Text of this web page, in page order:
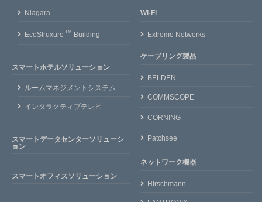
Niagara
EcoStruxure TM Building
スマートホテルソリューション
ルームマネジメントシステム
インタラクティブテレビ
スマートデータセンターソリューシ
ョン
スマートオフィスソリューション
Wi-Fi
Extreme Networks
ケーブリング製品
BELDEN
COMMSCOPE
CORNING
Patchsee
ネットワーク機器
Hirschmann